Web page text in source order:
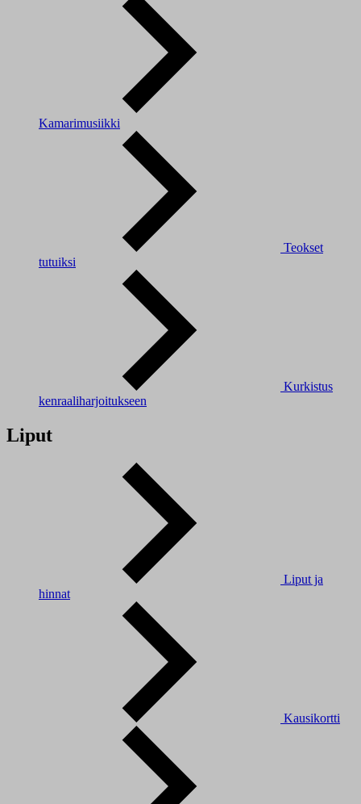
Kamarimusiikki
Teokset
tutuiksi
Kurkistus
kenraaliharjoitukseen
Liput
Liput ja
hinnat
Kausikortti